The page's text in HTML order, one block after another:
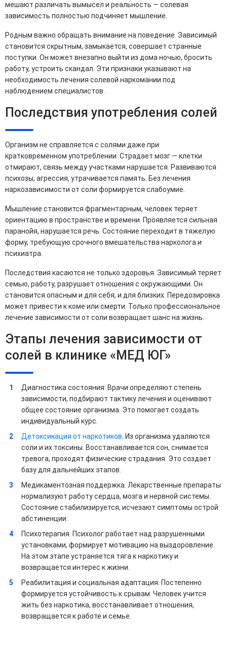
мешают различать вымысел и реальность — солевая
зависимость полностью подчиняет мышление.
Родным важно обращать внимание на поведение. Зависимый
становится скрытным, замыкается, совершает странные
поступки. Он может внезапно выйти из дома ночью, бросить
работу, устроить скандал. Эти признаки указывают на
необходимость лечения солевой наркомании под
наблюдением специалистов.
Последствия употребления солей
Организм не справляется с солями даже при
кратковременном употреблении. Страдает мозг — клетки
отмирают, связь между участками нарушается. Развиваются
психозы, агрессия, утрачивается память. Без лечения
наркозависимости от соли формируется слабоумие.
Мышление становится фрагментарным, человек теряет
ориентацию в пространстве и времени. Проявляется сильная
паранойя, нарушается речь. Состояние переходит в тяжелую
форму, требующую срочного вмешательства нарколога и
психиатра.
Последствия касаются не только здоровья. Зависимый теряет
семью, работу, разрушает отношения с окружающими. Он
становится опасным и для себя, и для близких. Передозировка
может привести к коме или смерти. Только профессиональное
лечение зависимости от соли возвращает шанс на жизнь.
Этапы лечения зависимости от
солей в клинике «МЕД ЮГ»
Диагностика состояния. Врачи определяют степень
зависимости, подбирают тактику лечения и оценивают
общее состояние организма. Это помогает создать
индивидуальный курс.
Детоксикация от наркотиков . Из организма удаляются
соли и их токсины. Восстанавливается сон, снимается
тревога, проходят физические страдания. Это создает
базу для дальнейших этапов.
Медикаментозная поддержка. Лекарственные препараты
нормализуют работу сердца, мозга и нервной системы.
Состояние стабилизируется, исчезают симптомы острой
абстиненции.
Психотерапия. Психолог работает над разрушенными
установками, формирует мотивацию на выздоровление.
На этом этапе устраняется тяга к наркотику и
возвращается интерес к жизни.
Реабилитация и социальная адаптация. Постепенно
формируется устойчивость к срывам. Человек учится
жить без наркотика, восстанавливает отношения,
возвращается к работе и семье.